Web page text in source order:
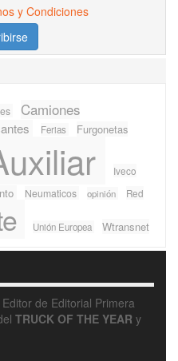
y Condiciones
Camiones
Ferias Furgonetas
Iveco
Neumaticos opinión Red
Unión Europea Wtransnet
de Editorial Primera
TRUCK OF THE YEAR y